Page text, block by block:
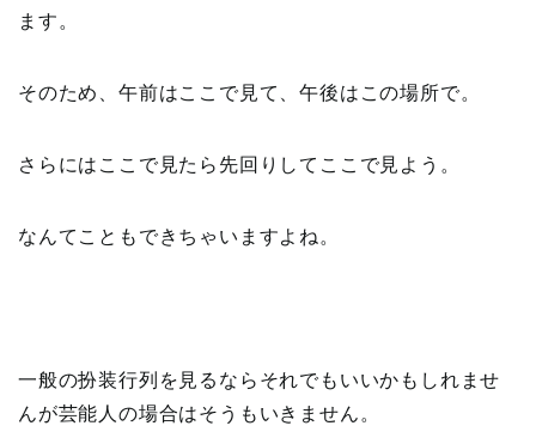
ます。
そのため、午前はここで見て、午後はこの場所で。
さらにはここで見たら先回りしてここで見よう。
なんてこともできちゃいますよね。
一般の扮装行列を見るならそれでもいいかもしれませ
んが芸能人の場合はそうもいきません。